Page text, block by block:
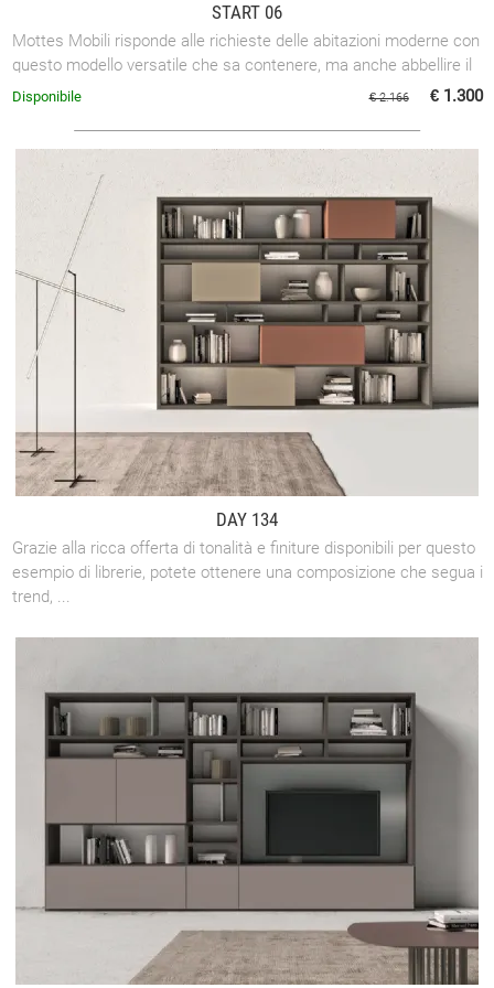
START 06
Mottes Mobili risponde alle richieste delle abitazioni moderne con
questo modello versatile che sa contenere, ma anche abbellire il
living.
€ 2.166 € 1.300
Disponibile
DAY 134
Grazie alla ricca offerta di tonalità e finiture disponibili per questo
esempio di librerie, potete ottenere una composizione che segua i
trend, ...